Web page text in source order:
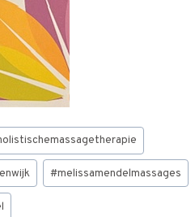
#melissamendelmassages